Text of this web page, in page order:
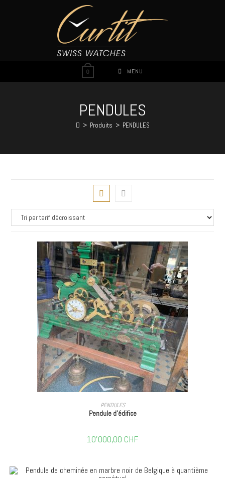
0 MENU
PENDULES
> Produits > PENDULES
AJOUTER AU PANIER
PENDULES
Pendule d’édifice
10'000,00 CHF